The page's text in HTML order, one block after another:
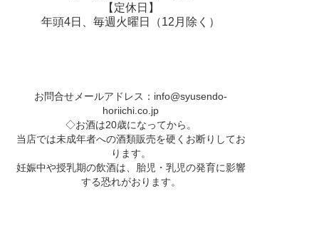
【定休日】
年頭4日、毎週火曜日（12月除く）
お問合せメールアドレス： info@syusendo-
horiichi.co.jp
◇お酒は20歳になってから。
当店では未成年者への酒類販売を硬くお断りしてお
ります。
妊娠中や授乳期の飲酒は、胎児・乳児の発育に影響
する恐れがおります。